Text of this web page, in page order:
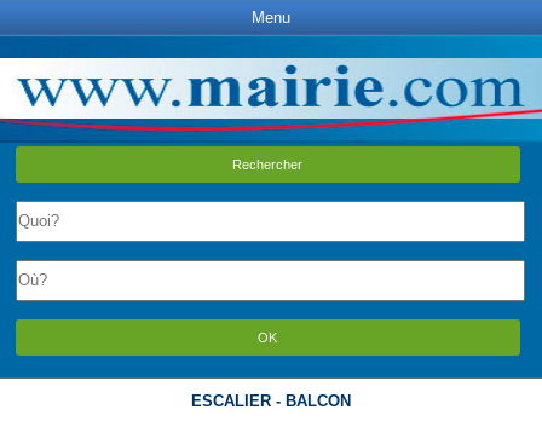
Menu
Rechercher
OK
ESCALIER - BALCON